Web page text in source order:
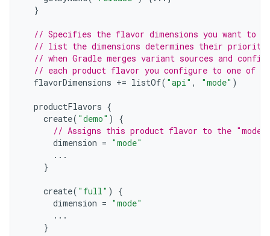
}
// Specifies the flavor dimensions you want to
// list the dimensions determines their
// when Gradle merges variant sources and
// each product flavor you configure to one of
flavorDimensions += listOf( "api" , "mode" )
productFlavors {
create( "demo" )
{
// Assigns this product flavor to the "mode"
dimension = "mode"
...
}
create( "full" )
{
dimension = "mode"
...
}